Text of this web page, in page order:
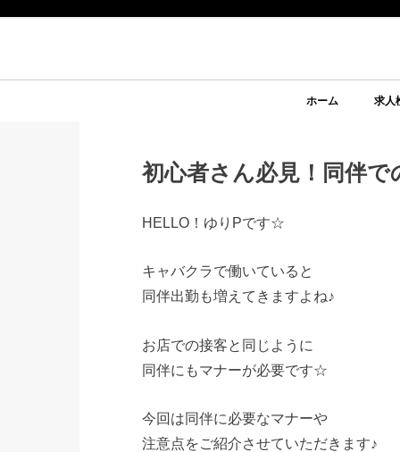
ホーム 求人
初心者さん必見！同伴で
HELLO！ゆりPです☆
キャバクラで働いていると
同伴出勤も増えてきますよね♪
お店での接客と同じように
同伴にもマナーが必要です☆
今回は同伴に必要なマナーや
注意点をご紹介させていただきます♪